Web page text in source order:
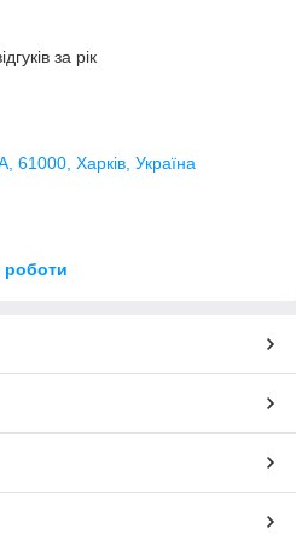
за рік
61000, Харків, Україна
роботи